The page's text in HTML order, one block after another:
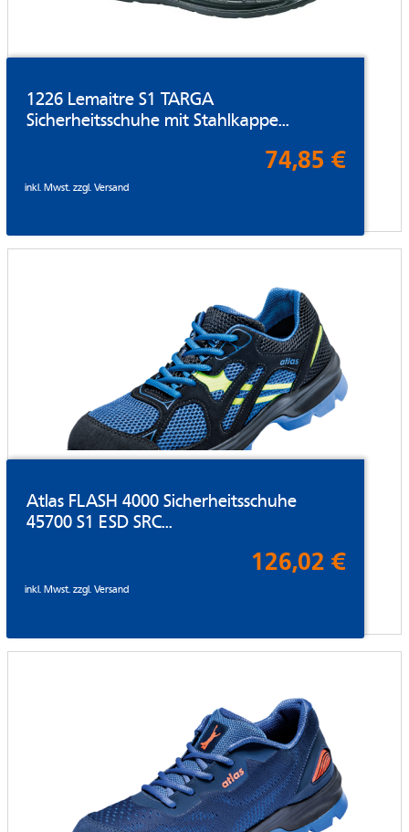
1226 Lemaitre S1 TARGA
Sicherheitsschuhe mit Stahlkappe...
74,85 €
inkl. Mwst. zzgl.Versand
Atlas FLASH 4000 Sicherheitsschuhe
45700 S1 ESD SRC...
126,02 €
inkl. Mwst. zzgl.Versand